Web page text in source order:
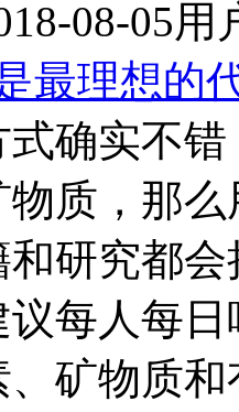
08-05用
最理想的
确实不
质，那
研究都
每人每
矿物质